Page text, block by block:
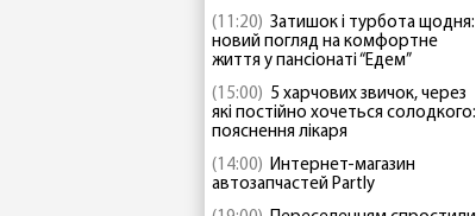
(11:20) Затишок і турбота щодня:
новий погляд на комфортне
життя у пансіонаті “Едем”
(15:00) 5 харчових звичок, через
які постійно хочеться солодкого:
пояснення лікаря
(14:00) Интернет-магазин
автозапчастей Partly